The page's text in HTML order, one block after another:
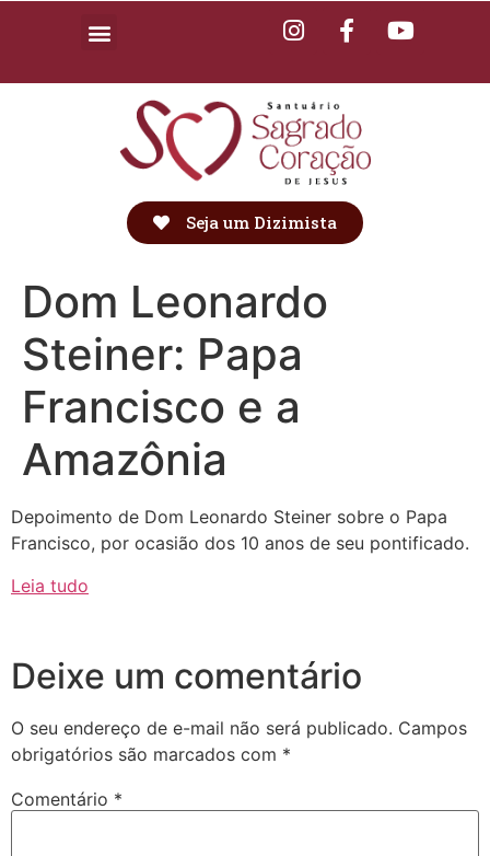
Seja um Dizimista
Dom Leonardo
Steiner: Papa
Francisco e a
Amazônia
Depoimento de Dom Leonardo Steiner sobre o Papa
Francisco, por ocasião dos 10 anos de seu pontificado.
Leia tudo
Deixe um comentário
O seu endereço de e-mail não será publicado. Campos
obrigatórios são marcados com *
Comentário *